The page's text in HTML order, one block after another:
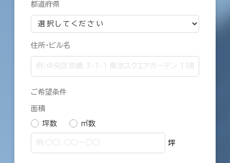
都道府県
住所・ビル名
ご希望条件
面積
坪数 ㎡数
坪